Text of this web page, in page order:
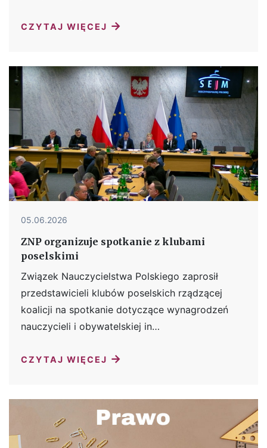
CZYTAJ WIĘCEJ →
05.06.2026
ZNP organizuje spotkanie z klubami
poselskimi
Związek Nauczycielstwa Polskiego zaprosił
przedstawicieli klubów poselskich rządzącej
koalicji na spotkanie dotyczące wynagrodzeń
nauczycieli i obywatelskiej in…
CZYTAJ WIĘCEJ →